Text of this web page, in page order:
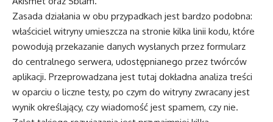
Zasada działania w obu przypadkach jest bardzo podobna:
właściciel witryny umieszcza na stronie kilka linii kodu, które
powodują przekazanie danych wysłanych przez formularz
do centralnego serwera, udostępnianego przez twórców
aplikacji. Przeprowadzana jest tutaj dokładna analiza treści
w oparciu o liczne testy, po czym do witryny zwracany jest
wynik określający, czy wiadomość jest spamem, czy nie.